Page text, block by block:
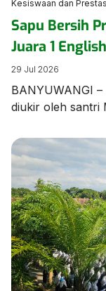
Kesiswaan dan
Sapu Bersih
Juara 1
Banyuwangi
29 Jul 2026
BANYUWANGI
diukir oleh santri
sebagai Juara 1
Contest yang
Banyuwangi
Banyuwangi.
perjuangan
[…]